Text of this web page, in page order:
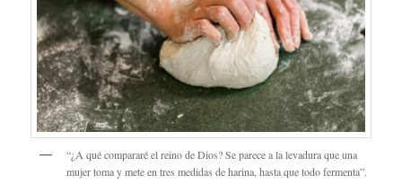
“¿A qué compararé el reino de Dios? Se parece a la levadura que una
mujer toma y mete en tres medidas de harina, hasta que todo fermenta”.